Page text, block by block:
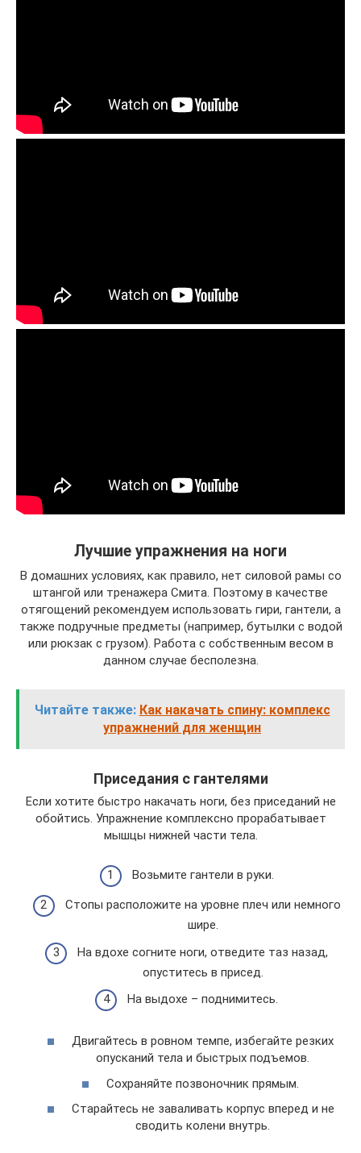
Лучшие упражнения на ноги
В домашних условиях, как правило, нет силовой рамы со
штангой или тренажера Смита. Поэтому в качестве
отягощений рекомендуем использовать гири, гантели, а
также подручные предметы (например, бутылки с водой
или рюкзак с грузом). Работа с собственным весом в
данном случае бесполезна.
Читайте также: Как накачать спину: комплекс
упражнений для женщин
Приседания с гантелями
Если хотите быстро накачать ноги, без приседаний не
обойтись. Упражнение комплексно прорабатывает
мышцы нижней части тела.
Возьмите гантели в руки.
Стопы расположите на уровне плеч или немного
шире.
На вдохе согните ноги, отведите таз назад,
опуститесь в присед.
На выдохе – поднимитесь.
Двигайтесь в ровном темпе, избегайте резких
опусканий тела и быстрых подъемов.
Сохраняйте позвоночник прямым.
Старайтесь не заваливать корпус вперед и не
сводить колени внутрь.